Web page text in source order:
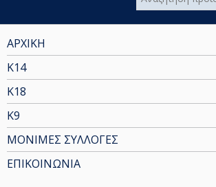
ΑΡΧΙΚΗ
Κ14
Κ18
Κ9
ΜΟΝΙΜΕΣ ΣΥΛΛΟΓΕΣ
ΕΠΙΚΟΙΝΩΝΙΑ